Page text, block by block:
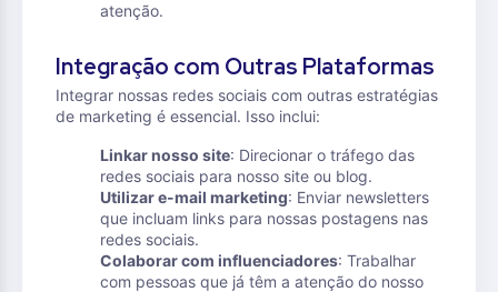
atenção.
Integração com Outras Plataformas
Integrar nossas redes sociais com outras estratégias
de marketing é essencial. Isso inclui:
Linkar nosso site: Direcionar o tráfego das
redes sociais para nosso site ou blog.
Utilizar e-mail marketing: Enviar newsletters
que incluam links para nossas postagens nas
redes sociais.
Colaborar com influenciadores: Trabalhar
com pessoas que já têm a atenção do nosso